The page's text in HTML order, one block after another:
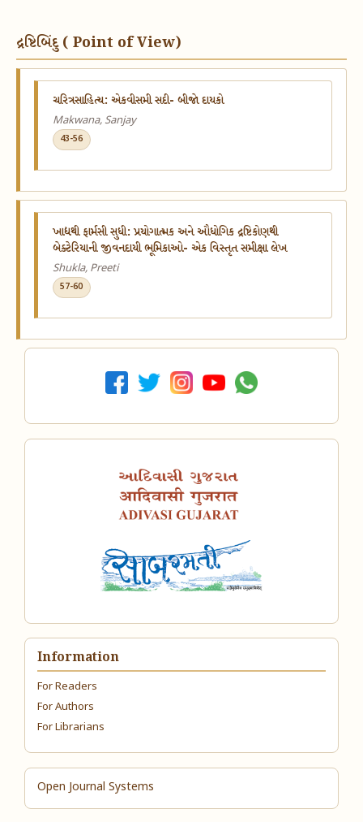
દ્રષ્ટિબિંદુ ( Point of View)
ચરિત્રસાહિત્ય: એકવીસમી સદી- બીજો દાયકો
Makwana, Sanjay
43-56
ખાદ્યથી ફાર્મસી સુધી: પ્રયોગાત્મક અને ઔધોગિક દ્રષ્ટિકોણથી
બેક્ટેરિયાની જીવનદાયી ભૂમિકાઓ- એક વિસ્તૃત સમીક્ષા લેખ
Shukla, Preeti
57-60
Information
For Readers
For Authors
For Librarians
Open Journal Systems